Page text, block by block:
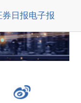
券日报电子报